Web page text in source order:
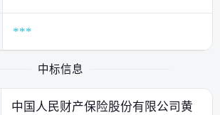
***
中标信息
中国人民财产保险股份有限公司黄